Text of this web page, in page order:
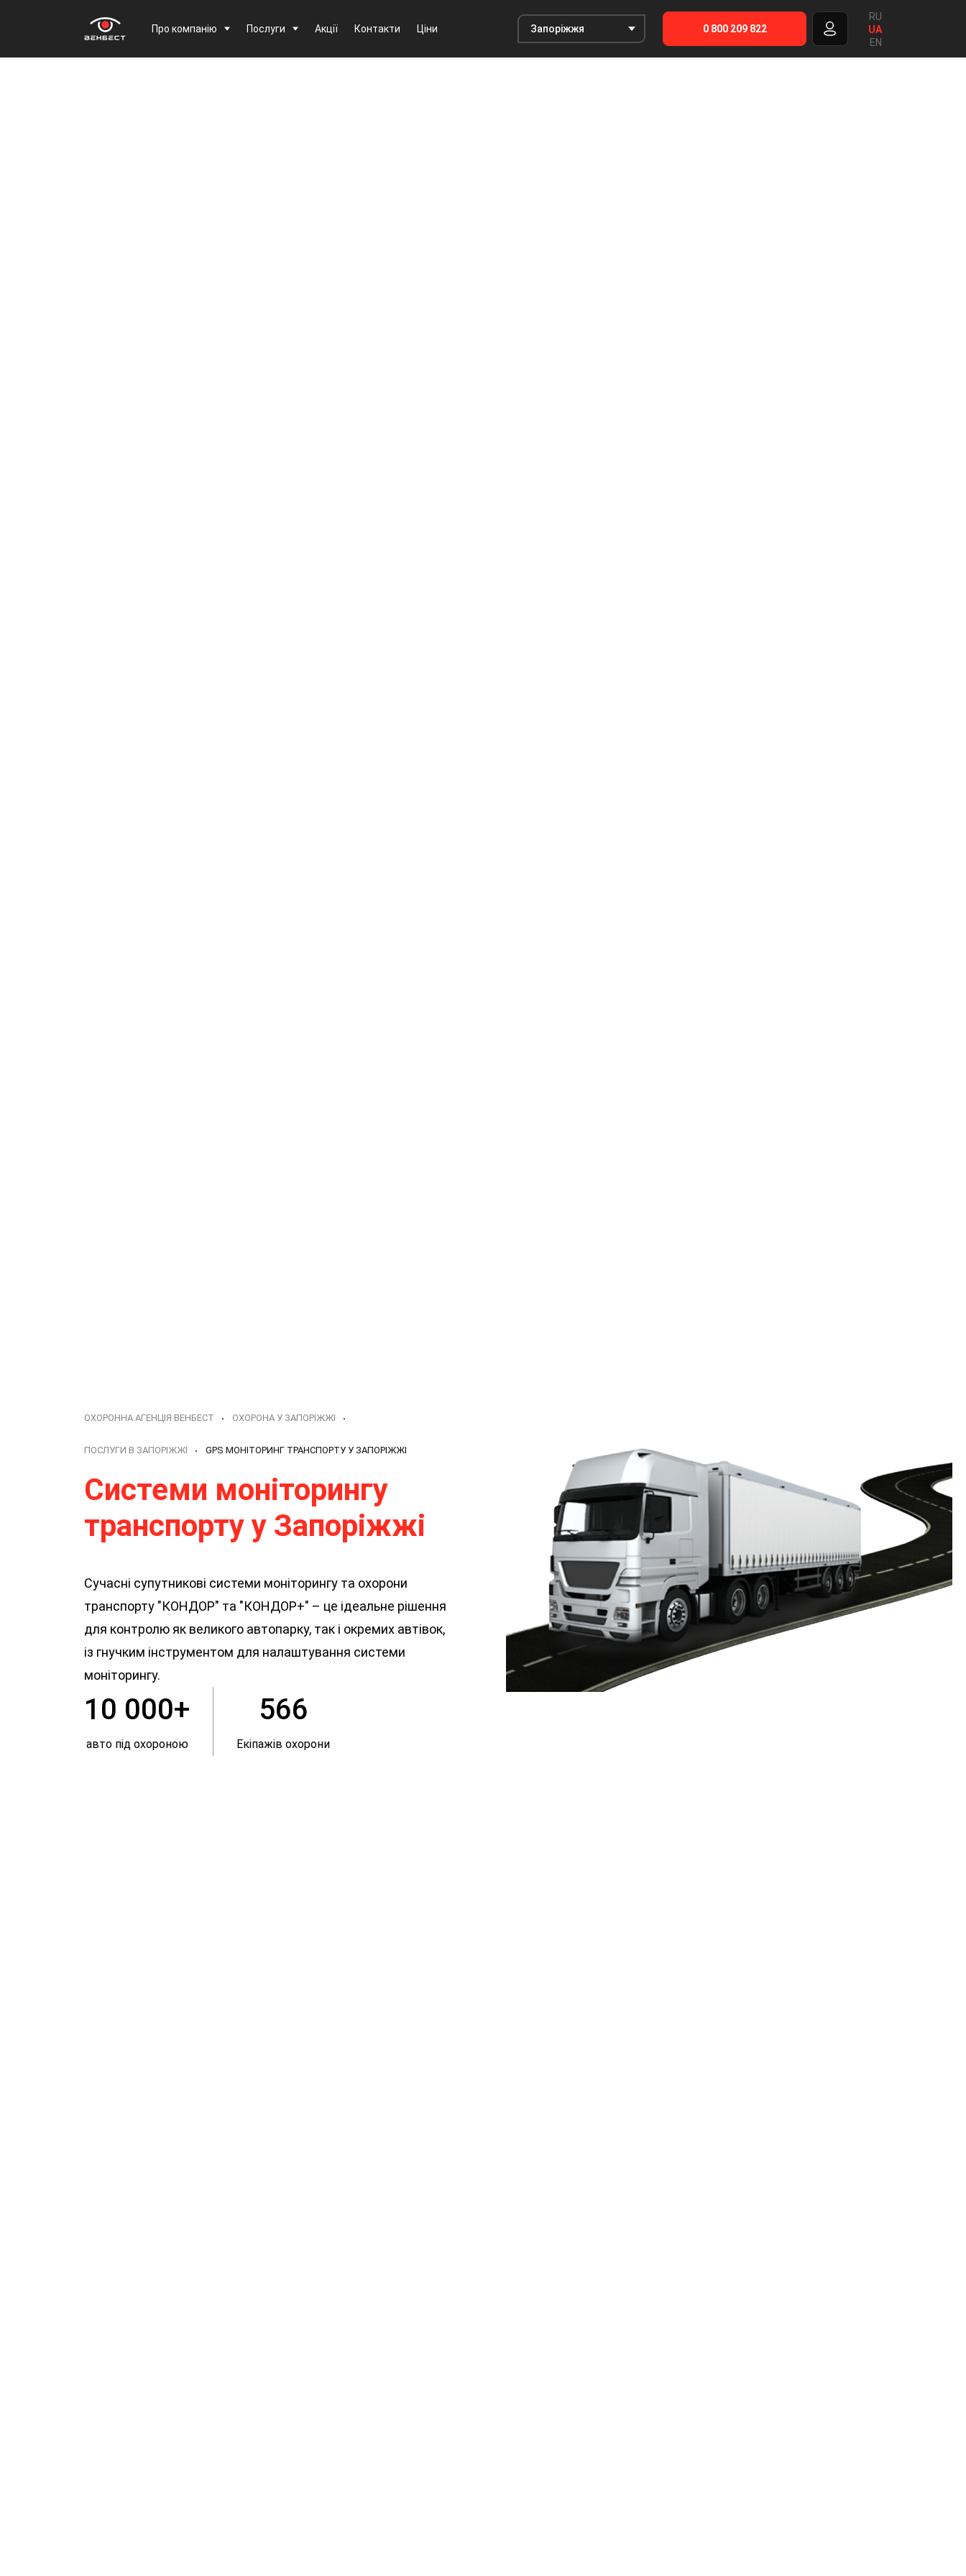
Про компанію Послуги Акції Контакти Ціни 0 800 209 822
RU
UA
EN
ОХОРОННА АГЕНЦІЯ ВЕНБЕСТ ОХОРОНА У ЗАПОРІЖЖІ
ПОСЛУГИ В ЗАПОРІЖЖІ GPS МОНІТОРИНГ ТРАНСПОРТУ У ЗАПОРІЖЖІ
Системи моніторингу
транспорту у Запоріжжі
Сучасні супутникові системи моніторингу та охорони
транспорту "КОНДОР" та "КОНДОР+" – це ідеальне рішення
для контролю як великого автопарку, так і окремих автівок,
із гнучким інструментом для налаштування системи
моніторингу.
10 000+
авто під охороною
566
Екіпажів охорони